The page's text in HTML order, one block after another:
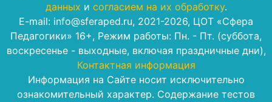
данных и согласием на их обработку.
E-mail: info@sferaped.ru, 2021-2026, ЦОТ «Сфера
Педагогики» 16+, Режим работы: Пн. - Пт. (суббота,
воскресенье - выходные, включая праздничные дни),
Контактная информация
Информация на Сайте носит исключительно
ознакомительный характер. Содержание тестов